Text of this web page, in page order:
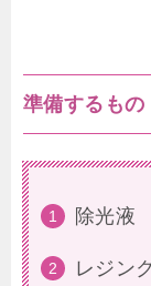
準備するもの
除光液
レジン